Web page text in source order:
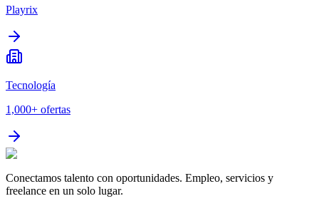
Playrix
Tecnología
1,000+ ofertas
Conectamos talento con oportunidades. Empleo, servicios y
freelance en un solo lugar.